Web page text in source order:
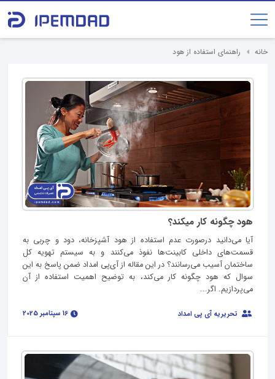
خانه راهنمای استفاده از هود
هود چگونه کار میکند؟
آیا می‌دانید درصورت عدم استفاده از هود آشپزخانه، دود و چربی به
قسمت‌های داخلی کابینت‌ها نفوذ می‌کنند و به سیستم تهویه کل
ساختمان آسیب می‌رسانند؟ در این مقاله از آی‌پی امداد ضمن پاسخ به این
سوال که هود چگونه کار می‌کند، به توضیح اهمیت استفاده از آن
می‌پردازیم. اگر...
تحریریه آی پی امداد